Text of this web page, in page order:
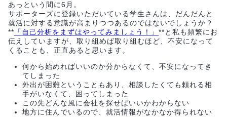
あっという間に6月。
サポーターズに登録いただいている学生さんは、だんだんと
就活に対する意識が高まりつつあるのではないでしょうか？
** 「自己分析をまずはやってみましょう！」 **と私も頻繁にお
伝えしていますが、取り組めば取り組むほど、不安になって
くることも、正直あると思います。
何から始めればいいのか分からなくて、不安になってき
てしまった
外出が困難ということもあり、相談したくても頼れる相
手がいなくて、困ってしまった
この先どんな風に会社を探せばいいかわからない
地方に住んでいるので、就活情報がなかなか得られない